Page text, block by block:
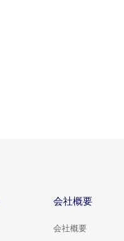
会社概要
会社概要